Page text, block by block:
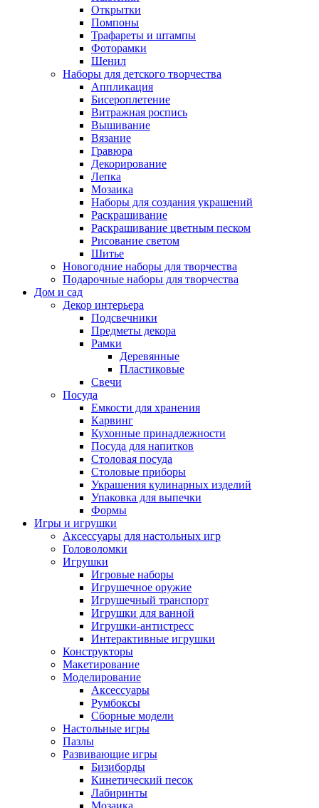
Открытки
Помпоны
Трафареты и штампы
Фоторамки
Шенил
Наборы для детского творчества
Аппликация
Бисероплетение
Витражная роспись
Вышивание
Вязание
Гравюра
Декорирование
Лепка
Мозаика
Наборы для создания украшений
Раскрашивание
Раскрашивание цветным песком
Рисование светом
Шитье
Новогодние наборы для творчества
Подарочные наборы для творчества
Дом и сад
Декор интерьера
Подсвечники
Предметы декора
Рамки
Деревянные
Пластиковые
Свечи
Посуда
Емкости для хранения
Карвинг
Кухонные принадлежности
Посуда для напитков
Столовая посуда
Столовые приборы
Украшения кулинарных изделий
Упаковка для выпечки
Формы
Игры и игрушки
Аксессуары для настольных игр
Головоломки
Игрушки
Игровые наборы
Игрушечное оружие
Игрушечный транспорт
Игрушки для ванной
Игрушки-антистресс
Интерактивные игрушки
Конструкторы
Макетирование
Моделирование
Аксессуары
Румбоксы
Сборные модели
Настольные игры
Пазлы
Развивающие игры
Бизиборды
Кинетический песок
Лабиринты
Мозаика